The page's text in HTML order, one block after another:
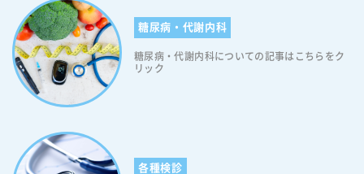
糖尿病・代謝内科
糖尿病・代謝内科についての記事はこちらをク
リック
各種検診